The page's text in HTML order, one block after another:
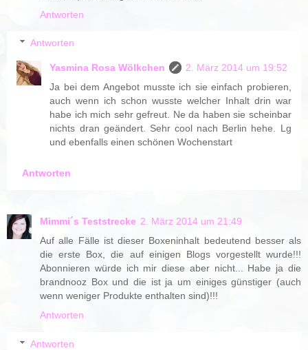
Antworten
Antworten
Yasmina Rosa Wölkchen
2. März 2014 um 19:52
Ja bei dem Angebot musste ich sie einfach probieren,
auch wenn ich schon wusste welcher Inhalt drin war
habe ich mich sehr gefreut. Ne da haben sie scheinbar
nichts dran geändert. Sehr cool nach Berlin hehe. Lg
und ebenfalls einen schönen Wochenstart
Antworten
Mimmi´s Teststrecke 2. März 2014 um 21:49
Auf alle Fälle ist dieser Boxeninhalt bedeutend besser als
die erste Box, die auf einigen Blogs vorgestellt wurde!!!
Abonnieren würde ich mir diese aber nicht... Habe ja die
brandnooz Box und die ist ja um einiges günstiger (auch
wenn weniger Produkte enthalten sind)!!!
Antworten
Antworten